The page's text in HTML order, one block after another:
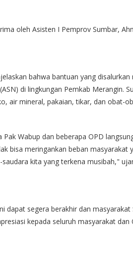
oleh Asisten I Pemprov Sumbar,
bahwa bantuan yang
di lingkungan Pemkab Merangin.
air mineral, pakaian, tikar, dan obat-
Pak Wabup dan beberapa OPD
bisa meringankan beban masyarakat
kita yang terkena musibah,"
dapat segera berakhir dan
kepada seluruh masyarakat